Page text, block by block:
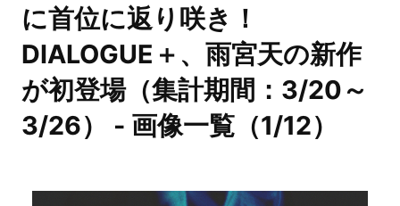
に首位に返り咲き！
DIALOGUE＋、雨宮天の新作
が初登場（集計期間：3/20～
3/26） - 画像一覧（1/12）